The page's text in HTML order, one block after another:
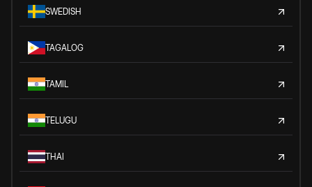
SWEDISH
TAGALOG
TAMIL
TELUGU
THAI